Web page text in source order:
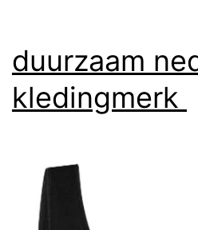
duurzaam
kledingmerk